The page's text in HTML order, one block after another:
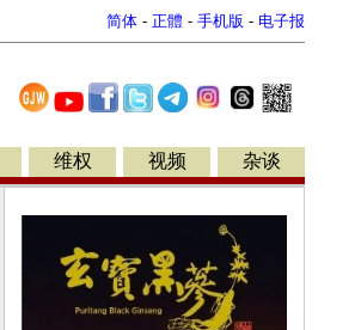
简体 - 正體 - 手机版 - 电子报
维权 视频 杂谈